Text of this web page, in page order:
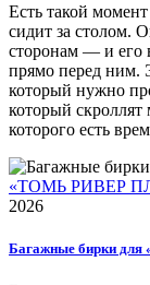
Есть такой
сидит за столом.
сторонам — и его
прямо перед ним.
который нужно
который
которого есть
«ТОМЬ РИВЕР
2026
Багажные бирки